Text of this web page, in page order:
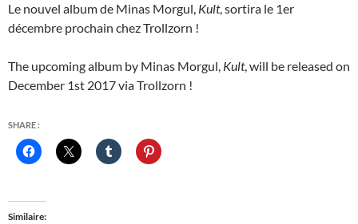
Le nouvel album de Minas Morgul, Kult, sortira le 1er
décembre prochain chez Trollzorn !
The upcoming album by Minas Morgul, Kult, will be released on
December 1st 2017 via Trollzorn !
SHARE :
Similaire